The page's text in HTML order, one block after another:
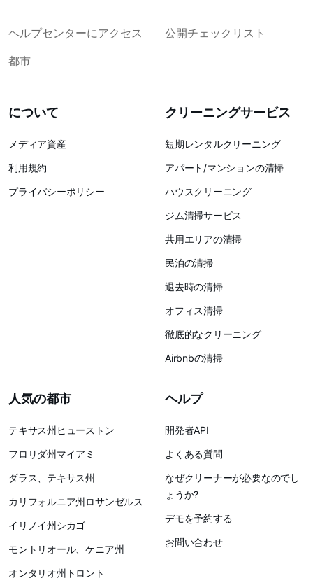
ヘルプセンターにアクセス
公開チェックリスト
都市
について
メディア資産
利用規約
プライバシーポリシー
クリーニングサービス
短期レンタルクリーニング
アパート/マンションの清掃
ハウスクリーニング
ジム清掃サービス
共用エリアの清掃
民泊の清掃
退去時の清掃
オフィス清掃
徹底的なクリーニング
Airbnbの清掃
人気の都市
テキサス州ヒューストン
フロリダ州マイアミ
ダラス、テキサス州
カリフォルニア州ロサンゼルス
イリノイ州シカゴ
モントリオール、ケニア州
オンタリオ州トロント
ヘルプ
開発者API
よくある質問
なぜクリーナーが必要なのでし
ょうか?
デモを予約する
お問い合わせ